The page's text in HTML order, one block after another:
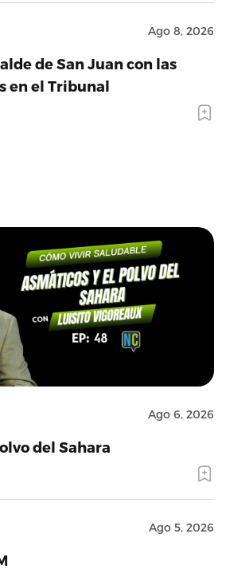
Ago 8, 2026
de San Juan con las
en el Tribunal
Ago 6, 2026
del Sahara
Ago 5, 2026